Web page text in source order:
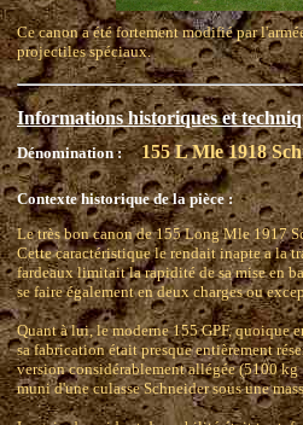
Ce canon a été fortement modifié par
projectiles spéciaux.
Informations historiques et
Dénomination : 155 L Mle 1918
Contexte historique de la pièce :
Le très bon canon de 155 Long Mle 1917
Cette caractéristique le rendait inapte a la
fardeaux limitait la rapidité de sa mise en
se faire également en deux charges ou
Quant à lui, le moderne 155 GPF, quoique
sa fabrication était presque entièrement
version considérablement allégée (5100
muni d'une culasse Schneider sous une